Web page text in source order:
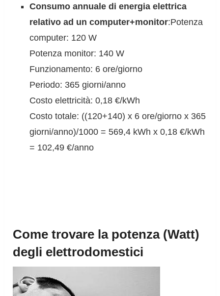
Consumo annuale di energia elettrica
relativo ad un computer+monitor:Potenza
computer: 120 W
Potenza monitor: 140 W
Funzionamento: 6 ore/giorno
Periodo: 365 giorni/anno
Costo elettricità: 0,18 €/kWh
Costo totale: ((120+140) x 6 ore/giorno x 365
giorni/anno)/1000 = 569,4 kWh x 0,18 €/kWh
= 102,49 €/anno
Come trovare la potenza (Watt)
degli elettrodomestici